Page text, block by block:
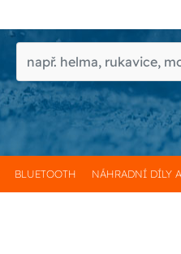
BLUETOOTH NÁHRADNÍ DÍLY